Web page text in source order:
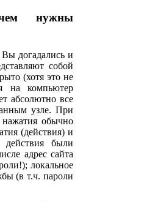
нужны
догадались и
собой
(хотя это не
на компьютер
абсолютно все
узле. При
обычно
(действия) и
были
адрес сайта
локальное
(в т.ч. пароли